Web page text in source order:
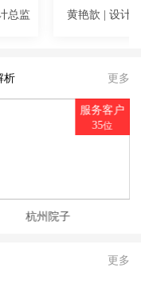
总监 黄艳歆 | 设计
析 更多
杭州院子
服务客户
35位
更多